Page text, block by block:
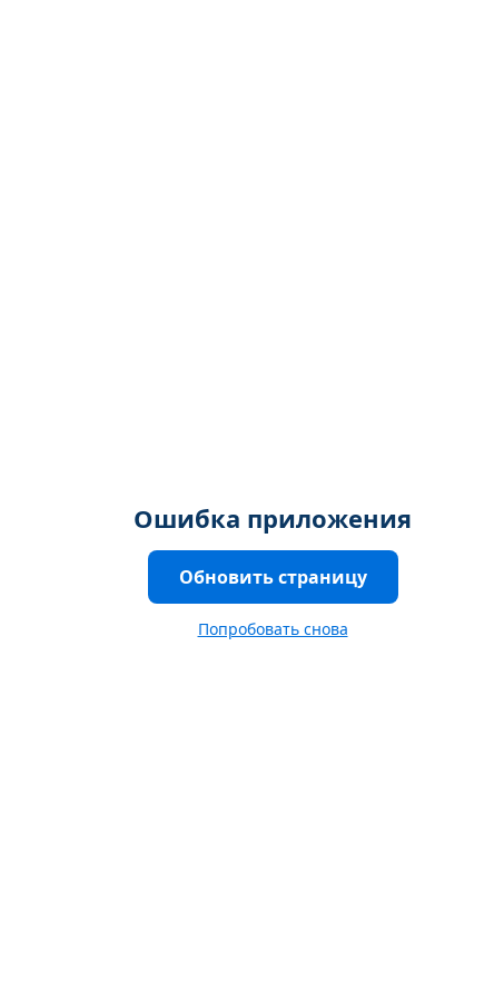
Ошибка приложения
Обновить страницу
Попробовать снова